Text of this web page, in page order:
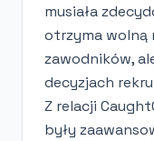
musiała
otrzyma wolną
zawodników,
decyzjach
Z relacji
były